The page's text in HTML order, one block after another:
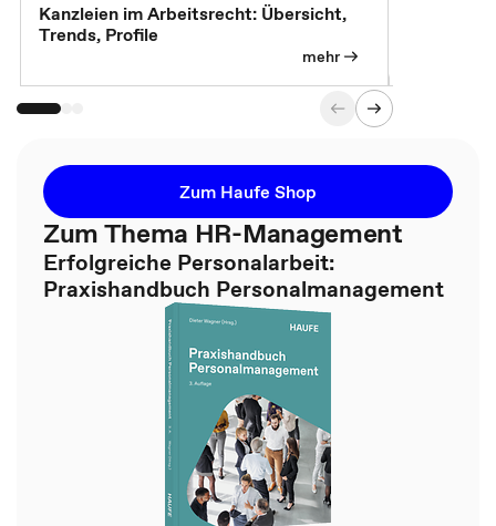
Kanzleien im Arbeitsrecht: Übersicht,
Trends, Profile
mehr
Zum Haufe Shop
Zum Thema HR-Management
Erfolgreiche Personalarbeit:
Praxishandbuch Personalmanagement